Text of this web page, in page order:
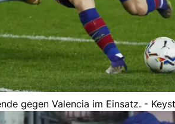
gegen Valencia im Einsatz. -